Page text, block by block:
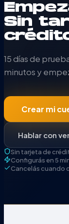
Sin
15 días de
minutos y
Crear mi
Hablar con
Sin tarjeta de
Configurás en 5
Cancelás cuando